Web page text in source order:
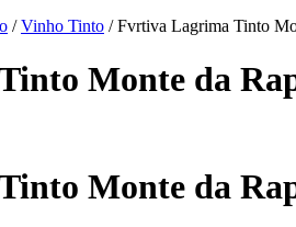
/Vinho Tinto / Fvrtiva Lagrima Tinto
Monte da
Monte da